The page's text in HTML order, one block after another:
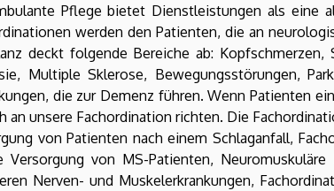
Pflege bietet Dienstleistungen als eine
werden den Patienten, die an
deckt folgende Bereiche ab: Kopfschmerzen,
Multiple Sklerose, Bewegungsstörungen,
die zur Demenz führen. Wenn Patienten
an unsere Fachordination richten. Die
von Patienten nach einem Schlaganfall,
Versorgung von MS-Patienten,
Nerven- und Muskelerkrankungen,